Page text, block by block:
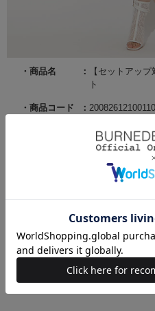
商品名
【セットアッ
ト
商品コード
ブラック
この商品を取り扱っている店舗
こちらの商品は取扱い店舗一覧サービ